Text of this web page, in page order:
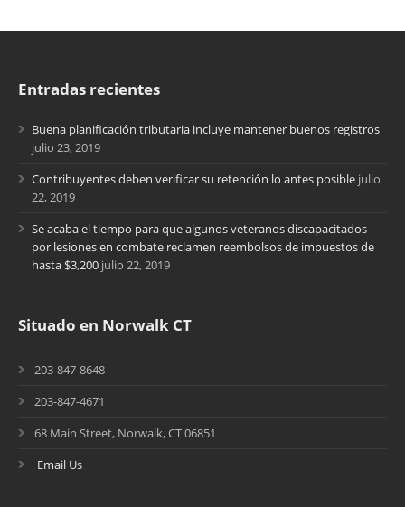
Entradas recientes
Buena planificación tributaria incluye mantener buenos registros
julio 23, 2019
Contribuyentes deben verificar su retención lo antes posible julio
22, 2019
Se acaba el tiempo para que algunos veteranos discapacitados
por lesiones en combate reclamen reembolsos de impuestos de
hasta $3,200 julio 22, 2019
Situado en Norwalk CT
203-847-8648
203-847-4671
68 Main Street, Norwalk, CT 06851
Email Us